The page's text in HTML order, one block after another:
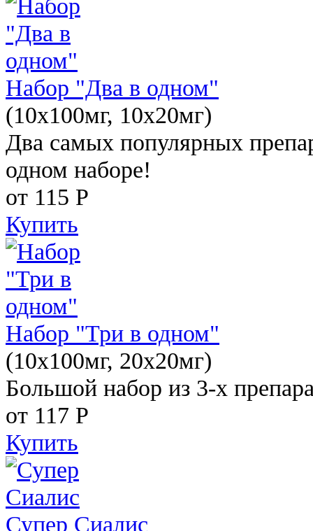
Набор "Два в одном"
(10x100мг, 10x20мг)
Два самых популярных
одном наборе!
от 115 Р
Купить
Набор "Три в одном"
(10x100мг, 20x20мг)
Большой набор из 3-х
от 117 Р
Купить
Супер Сиалис